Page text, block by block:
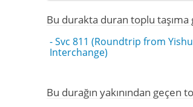
Bu durakta duran toplu taşıma
- Svc 811 (Roundtrip from
Interchange)
Bu durağın yakınından geçen